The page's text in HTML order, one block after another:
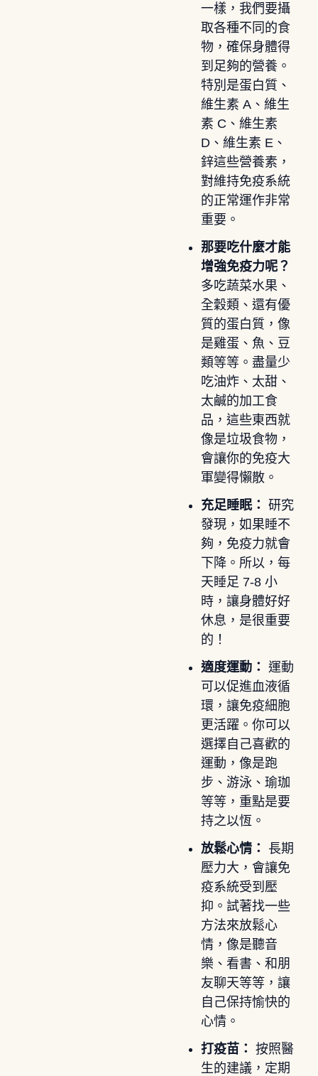
一樣，我們要攝
取各種不同的食
物，確保身體得
到足夠的營養。
特別是蛋白質、
維生素 A、維生
素 C、維生素
D、維生素 E、
鋅這些營養素，
對維持免疫系統
的正常運作非常
重要。
那要吃什麼才能
增強免疫力呢？
多吃蔬菜水果、
全穀類、還有優
質的蛋白質，像
是雞蛋、魚、豆
類等等。盡量少
吃油炸、太甜、
太鹹的加工食
品，這些東西就
像是垃圾食物，
會讓你的免疫大
軍變得懶散。
充足睡眠： 研究
發現，如果睡不
夠，免疫力就會
下降。所以，每
天睡足 7-8 小
時，讓身體好好
休息，是很重要
的！
適度運動： 運動
可以促進血液循
環，讓免疫細胞
更活躍。你可以
選擇自己喜歡的
運動，像是跑
步、游泳、瑜珈
等等，重點是要
持之以恆。
放鬆心情：
長期
壓力大，會讓免
疫系統受到壓
抑。試著找一些
方法來放鬆心
情，像是聽音
樂、看書、和朋
友聊天等等，讓
自己保持愉快的
心情。
打疫苗： 按照醫
生的建議，定期